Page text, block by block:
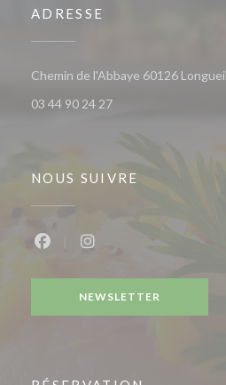
ADRESSE
Chemin de l'Abbaye 60126
03 44 90 24 27
NOUS SUIVRE
NEWSLETTER